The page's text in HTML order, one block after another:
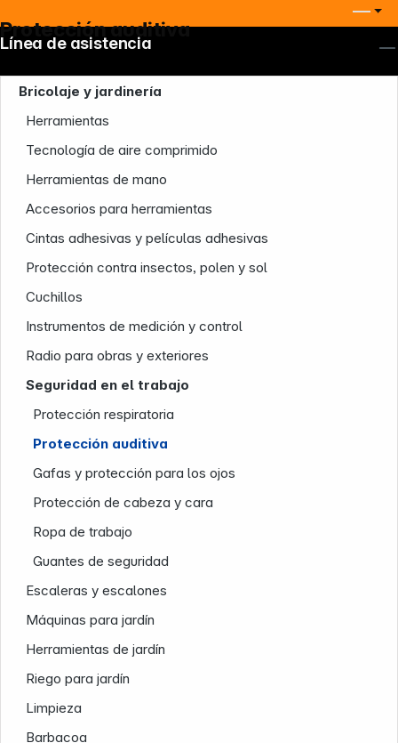
Protección auditiva
Bricolaje y jardinería
Herramientas
Tecnología de aire comprimido
Herramientas de mano
Accesorios para herramientas
Cintas adhesivas y películas adhesivas
Protección contra insectos, polen y sol
Cuchillos
Instrumentos de medición y control
Radio para obras y exteriores
Seguridad en el trabajo
Protección respiratoria
Protección auditiva
Gafas y protección para los ojos
Protección de cabeza y cara
Ropa de trabajo
Guantes de seguridad
Escaleras y escalones
Máquinas para jardín
Herramientas de jardín
Riego para jardín
Limpieza
Barbacoa
Línea de asistencia
Infoterminal